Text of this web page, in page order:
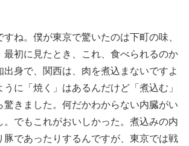
すね。僕が東京で驚いたのは下町の味、
最初に見たとき、これ、食べられるのか
出身で、関西は、肉を煮込まないですよ
に「焼く」はあるんだけど「煮込む」
驚きました。何だかわからない内臓がい
。でもこれがおいしかった。煮込みの内
豚であったりするんですが、東京では戦